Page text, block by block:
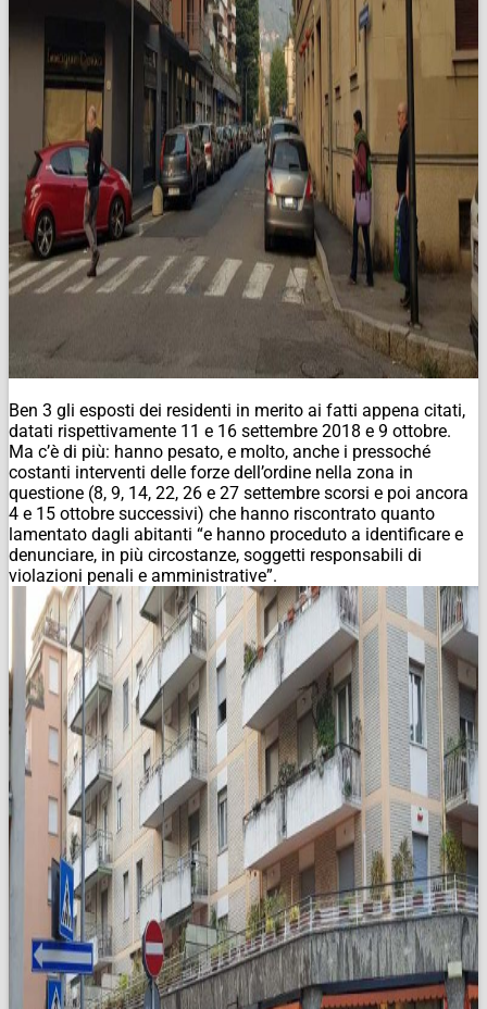
Ben 3 gli esposti dei residenti in merito ai fatti appena citati,
datati rispettivamente 11 e 16 settembre 2018 e 9 ottobre.
Ma c’è di più: hanno pesato, e molto, anche i pressoché
costanti interventi delle forze dell’ordine nella zona in
questione (8, 9, 14, 22, 26 e 27 settembre scorsi e poi ancora
4 e 15 ottobre successivi) che hanno riscontrato quanto
lamentato dagli abitanti “e hanno proceduto a identificare e
denunciare, in più circostanze, soggetti responsabili di
violazioni penali e amministrative”.